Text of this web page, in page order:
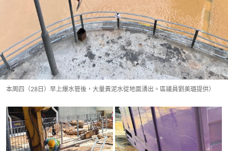
本周四（28日）早上爆水管後，大量黃泥水從地面湧出。區議員劉美璐提供）